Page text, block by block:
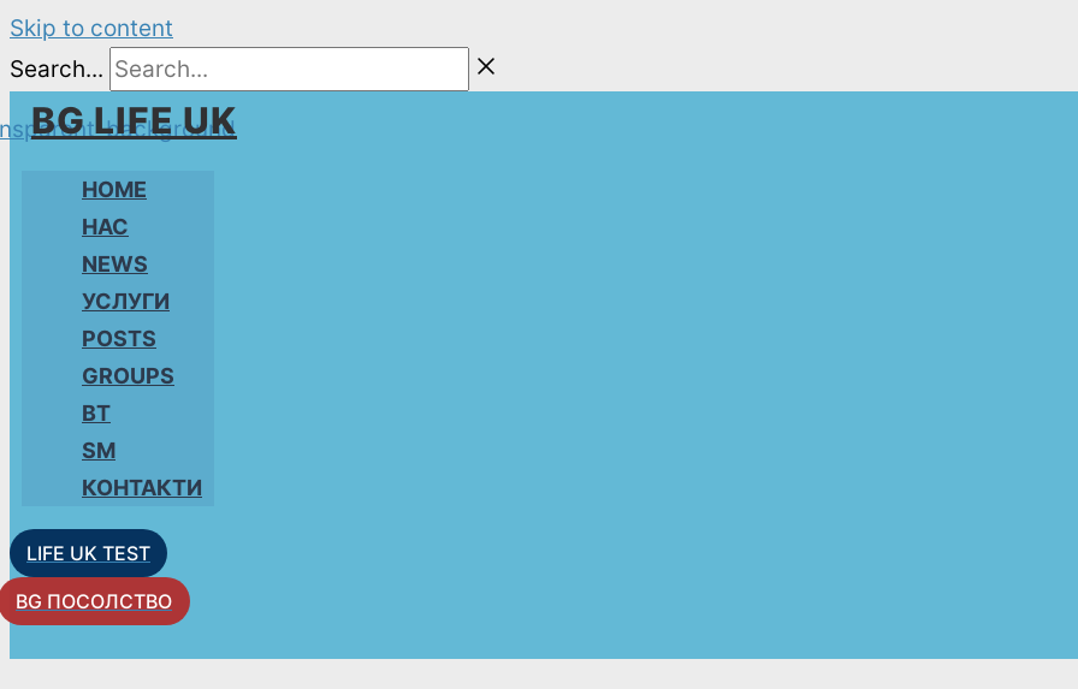
Skip to content
Search...
BG LIFE UK
HOME
НАС
NEWS
УСЛУГИ
POSTS
GROUPS
BT
SM
КОНТАКТИ
LIFE UK TEST
BG ПОСОЛСТВО